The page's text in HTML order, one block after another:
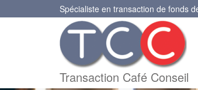
Spécialiste en transaction de fonds
Transaction Café Conseil